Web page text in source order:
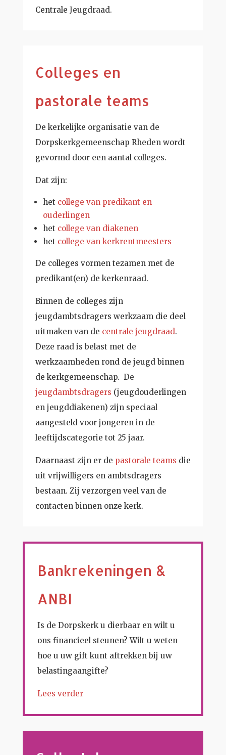
Centrale Jeugdraad.
Colleges en
pastorale teams
De kerkelijke organisatie van de
Dorpskerkgemeenschap Rheden wordt
gevormd door een aantal colleges.
Dat zijn:
het college van predikant en
ouderlingen
het college van diakenen
het college van kerkrentmeesters
De colleges vormen tezamen met de
predikant(en) de kerkenraad.
Binnen de colleges zijn
jeugdambtsdragers werkzaam die deel
uitmaken van de centrale jeugdraad.
Deze raad is belast met de
werkzaamheden rond de jeugd binnen
de kerkgemeenschap. De
jeugdambtsdragers (jeugdouderlingen
en jeugddiakenen) zijn speciaal
aangesteld voor jongeren in de
leeftijdscategorie tot 25 jaar.
Daarnaast zijn er de pastorale teams die
uit vrijwilligers en ambtsdragers
bestaan. Zij verzorgen veel van de
contacten binnen onze kerk.
Bankrekeningen &
ANBI
Is de Dorpskerk u dierbaar en wilt u
ons financieel steunen? Wilt u weten
hoe u uw gift kunt aftrekken bij uw
belastingaangifte?
Lees verder